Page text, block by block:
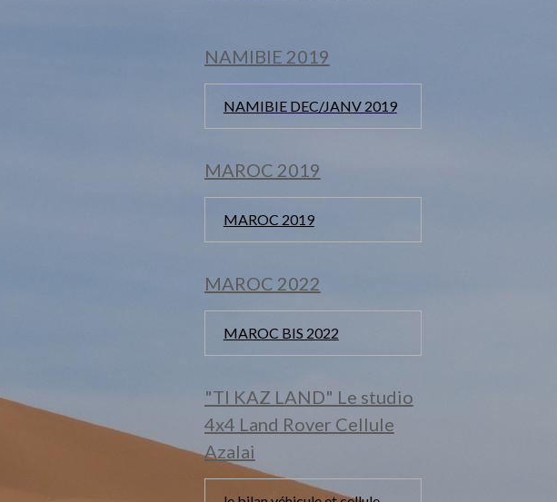
NAMIBIE 2019
NAMIBIE DEC/JANV 2019
MAROC 2019
MAROC 2019
MAROC 2022
MAROC BIS 2022
"TI KAZ LAND" Le studio
4x4 Land Rover Cellule
Azalai